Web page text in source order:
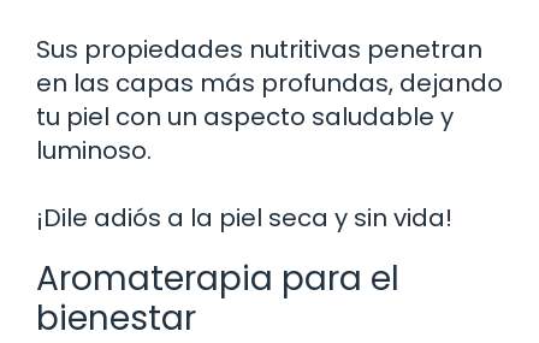
Sus propiedades nutritivas penetran
en las capas más profundas, dejando
tu piel con un aspecto saludable y
luminoso.
¡Dile adiós a la piel seca y sin vida!
Aromaterapia para el
bienestar